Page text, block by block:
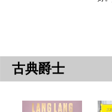
古典爵士